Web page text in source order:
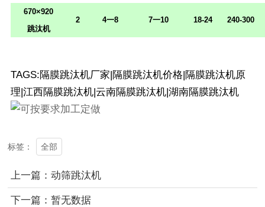
670×920
跳汰机
2 4一8 7一10 18-24 240-300
TAGS:隔膜跳汰机厂家|隔膜跳汰机价格|隔膜跳汰机原
理|江西隔膜跳汰机|云南隔膜跳汰机|湖南隔膜跳汰机
标签： 全部
上一篇：动筛跳汰机
下一篇：暂无数据